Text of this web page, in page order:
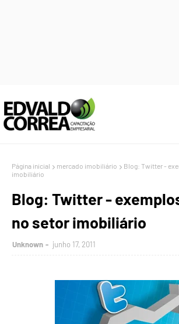
Página inicial mercado imobiliário
Blog: Twitter -
imobiliário
Blog: Twitter -
no setor imobiliário
Unknown junho 17, 2011